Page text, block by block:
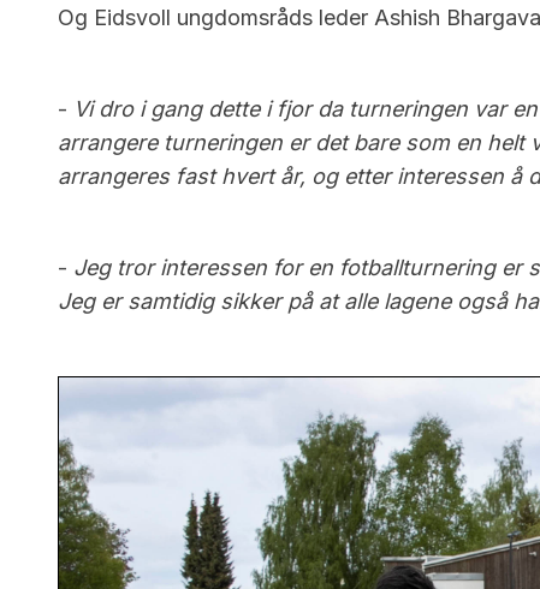
Og Eidsvoll ungdomsråds leder Ashish
- Vi dro i gang dette i fjor da turneringen var
arrangere turneringen er det bare som en
arrangeres fast hvert år, og etter interessen
- Jeg tror interessen for en fotballturnering er
Jeg er samtidig sikker på at alle lagene også